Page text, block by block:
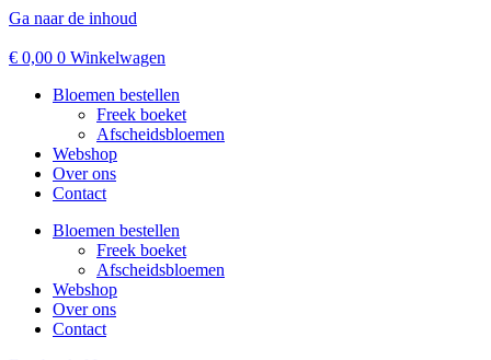
Ga naar de inhoud
€ 0,00 0 Winkelwagen
Bloemen bestellen
Freek boeket
Afscheidsbloemen
Webshop
Over ons
Contact
Bloemen bestellen
Freek boeket
Afscheidsbloemen
Webshop
Over ons
Contact